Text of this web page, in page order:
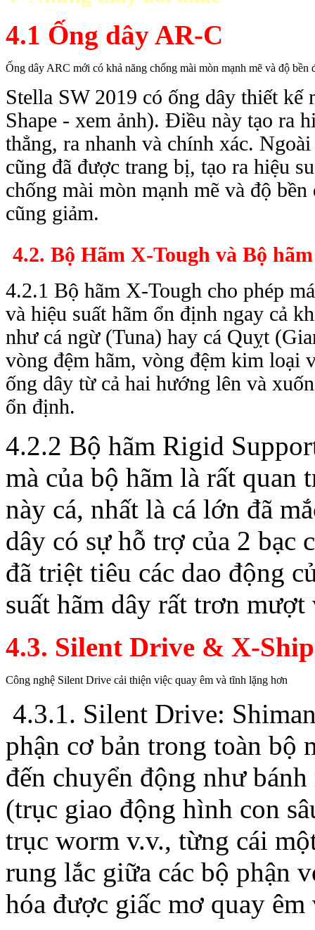
4.1 Ống dây AR-C
Ống dây ARC mới có khả năng chống mài mòn mạnh mẽ và độ bền
Stella SW 2019 có ống dây thiết
Shape - xem ảnh). Điều này tạo ra
thẳng, ra nhanh và chính xác.
cũng đã được trang bị, tạo ra hiệu
chống mài mòn mạnh mẽ và độ
cũng giảm.
4.2. Bộ Hãm X-Tough và Bộ
4.2.1 Bộ hãm X-Tough cho phép
và hiệu suất hãm ổn định ngay cả
như cá ngừ (Tuna) hay cá Quỵt
vòng đệm hãm, vòng đệm kim loại
ống dây từ cả hai hướng lên và
ổn định.
4.2.2 Bộ hãm Rigid
mà của bộ hãm là rất
này cá, nhất là cá lớn đã
dây có sự hỗ trợ của 2 bạc
đã triệt tiêu các dao động
suất hãm dây rất trơn
4.3. Silent Drive & X-Ship
Công nghệ Silent Drive cải thiện việc quay êm và tĩnh lặng hơn
4.3.1. Silent Drive:
phận cơ bản trong toàn bộ
đến chuyển động như
(trục giao động hình con
trục worm v.v., từng cái
rung lắc giữa các bộ phận
hóa được giấc mơ quay